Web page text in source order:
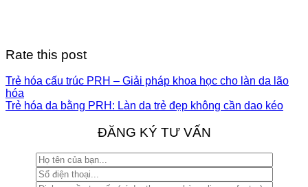
Rate this post
Trẻ hóa cấu trúc PRH – Giải pháp khoa học cho làn da lão
hóa
Trẻ hóa da bằng PRH: Làn da trẻ đẹp không cần dao kéo
ĐĂNG KÝ TƯ VẤN